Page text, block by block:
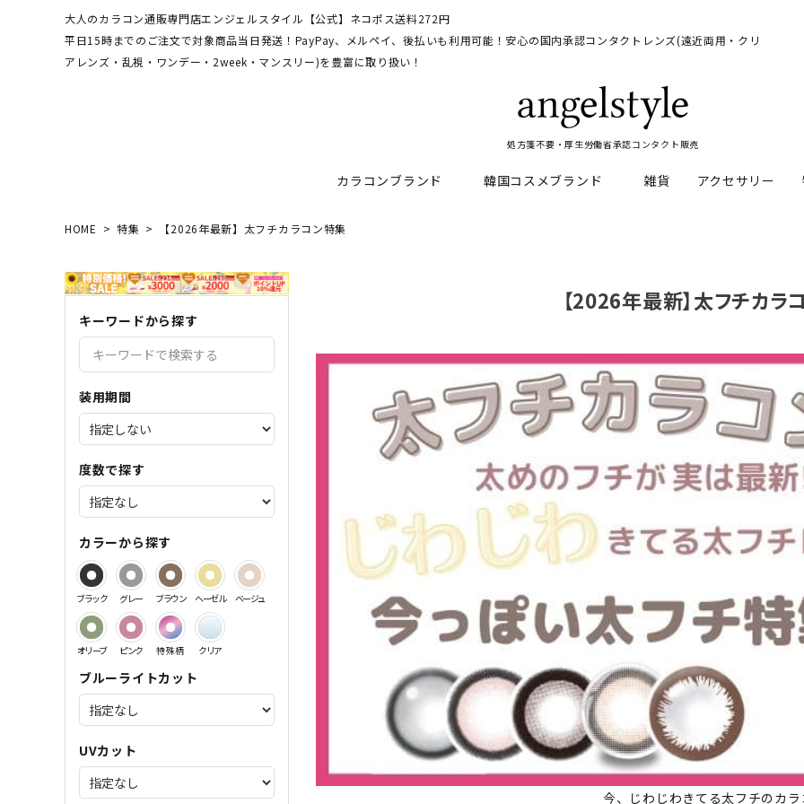
大人のカラコン通販専門店エンジェルスタイル【公式】ネコポス送料272円
平日15時までのご注文で対象商品当日発送！PayPay、メルペイ、後払いも利用可能！安心の国内承認コンタクトレンズ(遠近両用・クリ
アレンズ・乱視・ワンデー・2week・マンスリー)を豊富に取り扱い！
処方箋不要・厚生労働省承認コンタクト販売
カラコンブランド
ディファインモイスト
エバーカラーシリーズ
レヴィアワンマンス レヴィアワンデー ネオサイトシリーズ
韓国コスメブランド
3CE Dr.jart+
その他ブランドはこちら
雑貨 アクセサリー
乱視カラコン比較 UVカットカラコン
バレないカラコン メンズカラコン特集
サンドイッチ製法特集
HOME 特集 【2026年最新】太フチカラコン特集
キーワードから探す
装用期間
度数で探す
カラーから探す
ブラック グレー ブラウン ヘーゼル ベージュ
オリーブ ピンク 特殊柄 クリア
ブルーライトカット
UVカット
【2026年最新】太フチカラ
今、じわじわきてる太フチのカ